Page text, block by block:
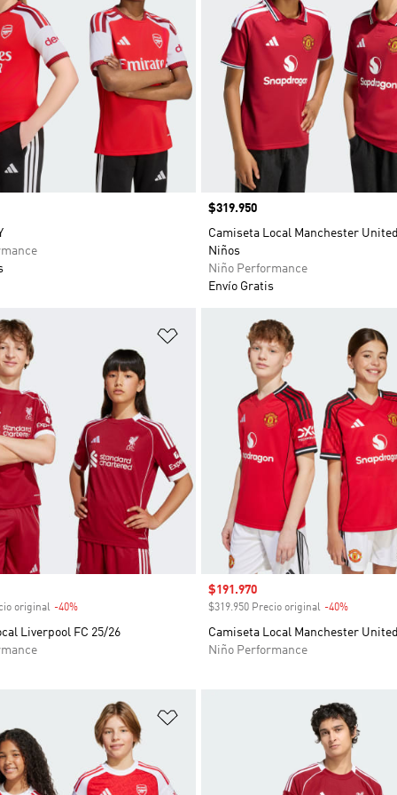
Precio
$319.950
Camiseta Local Manchester
Niños
Niño Performance
Envío Gratis
de deseos Añadir a la lista de deseos
original -40%Descuento
Liverpool FC 25/26
Precio de venta
$191.970
$319.950 Precio original -40%
Camiseta Local Manchester
Niño Performance
Añadir a la lista de deseos